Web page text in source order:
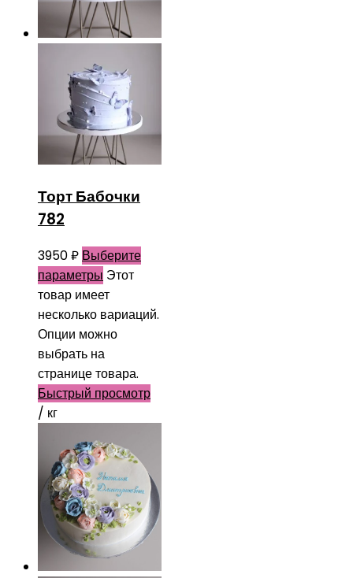
Торт Бабочки
782
3950₽ Выберите
параметры Этот
товар имеет
несколько вариаций.
Опции можно
выбрать на
странице товара.
Быстрый просмотр
/ кг